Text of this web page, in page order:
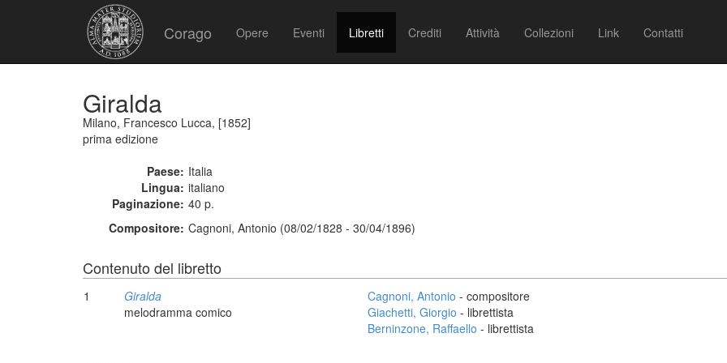
Corago Opere Eventi Libretti Crediti Attività Collezioni Link Contatti
Giralda
Milano, Francesco Lucca, [1852]
prima edizione
Paese: Italia
Lingua: italiano
Paginazione: 40 p.
Compositore: Cagnoni, Antonio (08/02/1828 - 30/04/1896)
Contenuto del libretto
1
Giralda
melodramma comico
Cagnoni, Antonio - compositore
Giachetti, Giorgio - librettista
Berninzone, Raffaello - librettista